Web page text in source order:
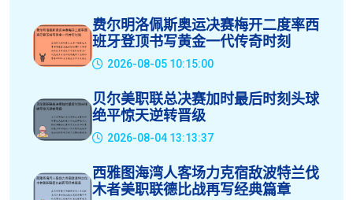
费尔明洛佩斯奥运决赛梅开二度率西
班牙登顶书写黄金一代传奇时刻
2026-08-05 10:15:00
贝尔美职联总决赛加时最后时刻头球
绝平惊天逆转晋级
2026-08-04 13:13:37
西雅图海湾人客场力克宿敌波特兰伐
木者美职联德比战再写经典篇章